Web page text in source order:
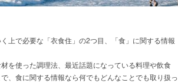
上で必要な「衣食住」の2つ目、「食」に関する情報
を使った調理法、最近話題になっている料理や飲食
、食に関する情報なら何でもどんなことでも取り扱っ